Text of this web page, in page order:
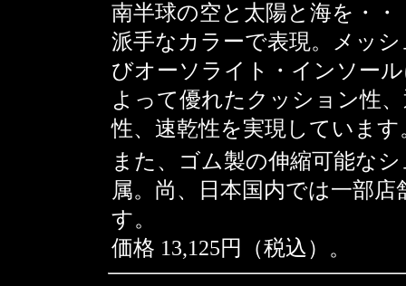
南半球の空と太陽と海を・・
派手なカラーで表現。メッシ
びオーソライト・インソー
よって優れたクッション性
性、速乾性を実現しています
また、ゴム製の伸縮可能な
属。尚、日本国内では一部
す。
価格 13,125円（税込）。